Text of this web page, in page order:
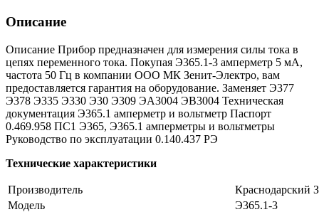
Описание
Описание Прибор предназначен для измерения силы тока в
цепях переменного тока. Покупая Э365.1-3 амперметр 5 мА,
частота 50 Гц в компании ООО МК Зенит-Электро, вам
предоставляется гарантия на оборудование. Заменяет Э377
Э378 Э335 Э330 Э30 Э309 ЭА3004 ЭВ3004 Техническая
документация Э365.1 амперметр и вольтметр Паспорт
0.469.958 ПС1 Э365, Э365.1 амперметры и вольтметры
Руководство по эксплуатации 0.140.437 РЭ
Технические характеристики
Производитель
Краснодарский
Модель
Э365.1-3